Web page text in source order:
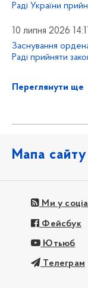
Раді України
10 липня 2026
Заснування
Раді прийняти
Переглянути ще
Мапа сайту
Ми у
Фейсбук
Ютьюб
Телеграм